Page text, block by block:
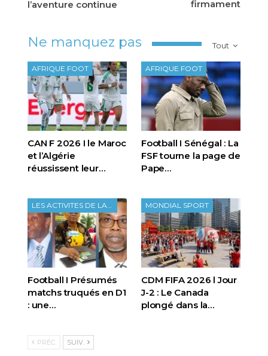
l’aventure continue
firmament
Tout
Ne manquez pas
AFRIQUE FOOT
CAN F 2026 I le Maroc
et l’Algérie
réussissent leur…
AFRIQUE FOOT
Football I Sénégal : La
FSF tourne la page de
Pape…
Football I Présumés
matchs truqués en D1
: une…
MONDIAL SPORT
CDM FIFA 2026 l Jour
J-2 : Le Canada
plongé dans la…
PRÉC. SUIV.